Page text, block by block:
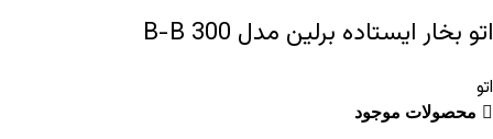
اتو بخار ایستاده برلین مدل 300 B-B
اتو
محصولات موجود